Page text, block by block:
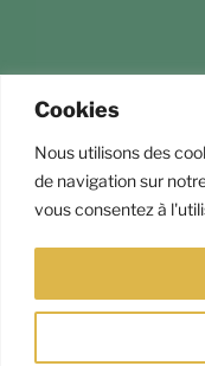
Cookies
Nous utilisons des
de navigation sur
vous consentez à
Fièrement propulsé